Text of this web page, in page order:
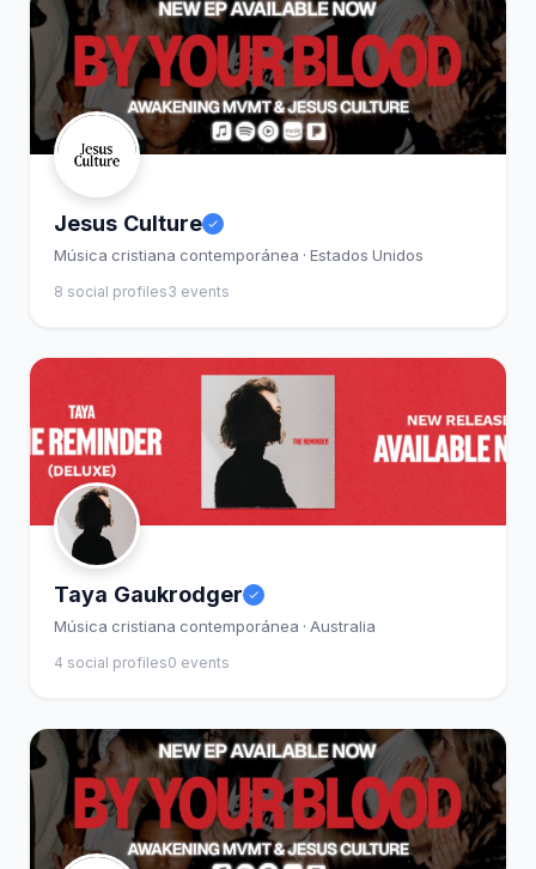
Jesus Culture
Música cristiana contemporánea · Estados Unidos
8 social profiles3 events
Taya Gaukrodger
Música cristiana contemporánea · Australia
4 social profiles0 events